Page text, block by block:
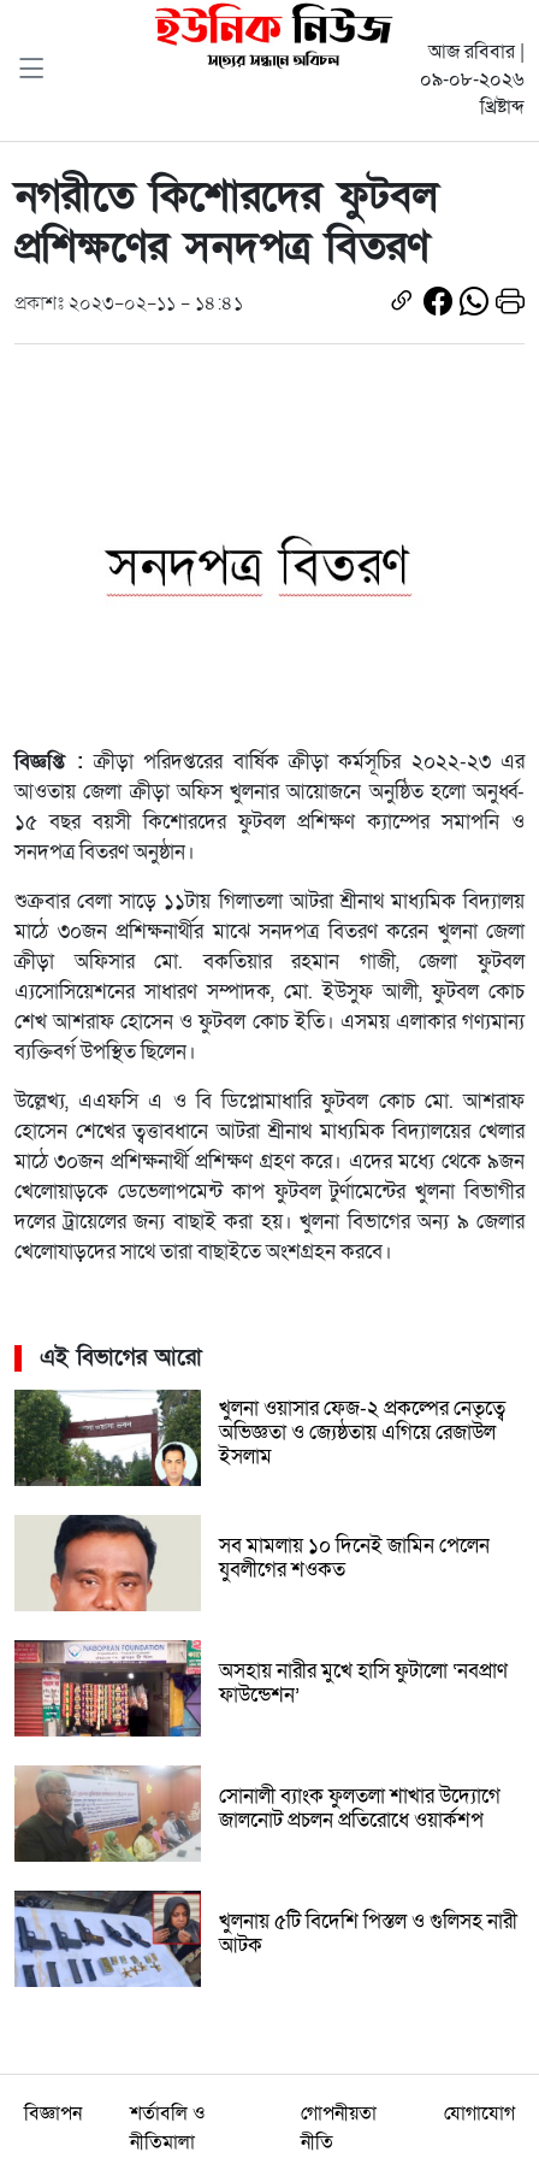
আজ রবিবার |
০৯-০৮-২০২৬
খ্রিষ্টাব্দ
নগরীতে কিশোরদের ফুটবল
প্রশিক্ষণের সনদপত্র বিতরণ
প্রকাশঃ ২০২৩-০২-১১ - ১৪:৪১
বিজ্ঞপ্তি : ক্রীড়া পরিদপ্তরের বার্ষিক ক্রীড়া কর্মসূচির ২০২২-২৩ এর
আওতায় জেলা ক্রীড়া অফিস খুলনার আয়োজনে অনুষ্ঠিত হলো অনুর্ধ্ব-
১৫ বছর বয়সী কিশোরদের ফুটবল প্রশিক্ষণ ক্যাম্পের সমাপনি ও
সনদপত্র বিতরণ অনুষ্ঠান।
শুক্রবার বেলা সাড়ে ১১টায় গিলাতলা আটরা শ্রীনাথ মাধ্যমিক বিদ্যালয়
মাঠে ৩০জন প্রশিক্ষনার্থীর মাঝে সনদপত্র বিতরণ করেন খুলনা জেলা
ক্রীড়া অফিসার মো. বকতিয়ার রহমান গাজী, জেলা ফুটবল
এ্যসোসিয়েশনের সাধারণ সম্পাদক, মো. ইউসুফ আলী, ফুটবল কোচ
শেখ আশরাফ হোসেন ও ফুটবল কোচ ইতি। এসময় এলাকার গণ্যমান্য
ব্যক্তিবর্গ উপস্থিত ছিলেন।
উল্লেখ্য, এএফসি এ ও বি ডিপ্লোমাধারি ফুটবল কোচ মো. আশরাফ
হোসেন শেখের ত্বত্তাবধানে আটরা শ্রীনাথ মাধ্যমিক বিদ্যালয়ের খেলার
মাঠে ৩০জন প্রশিক্ষনার্থী প্রশিক্ষণ গ্রহণ করে। এদের মধ্যে থেকে ৯জন
খেলোয়াড়কে ডেভেলাপমেন্ট কাপ ফুটবল টুর্ণামেন্টের খুলনা বিভাগীর
দলের ট্রায়েলের জন্য বাছাই করা হয়। খুলনা বিভাগের অন্য ৯ জেলার
খেলোযাড়দের সাথে তারা বাছাইতে অংশগ্রহন করবে।
এই বিভাগের আরো
খুলনা ওয়াসার ফেজ-২ প্রকল্পের নেতৃত্বে
অভিজ্ঞতা ও জ্যেষ্ঠতায় এগিয়ে রেজাউল
ইসলাম
সব মামলায় ১০ দিনেই জামিন পেলেন
যুবলীগের শওকত
অসহায় নারীর মুখে হাসি ফুটালো ‘নবপ্রাণ
ফাউন্ডেশন’
সোনালী ব্যাংক ফুলতলা শাখার উদ্যোগে
জালনোট প্রচলন প্রতিরোধে ওয়ার্কশপ
খুলনায় ৫টি বিদেশি পিস্তল ও গুলিসহ নারী
আটক
বিজ্ঞাপন
শর্তাবলি ও
নীতিমালা
গোপনীয়তা
নীতি
যোগাযোগ